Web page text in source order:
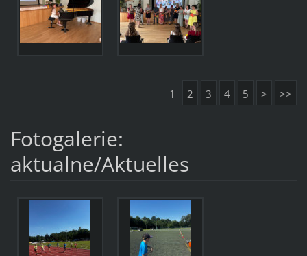
1 2 3 4 5 > >>
Fotogalerie:
aktualne/Aktuelles